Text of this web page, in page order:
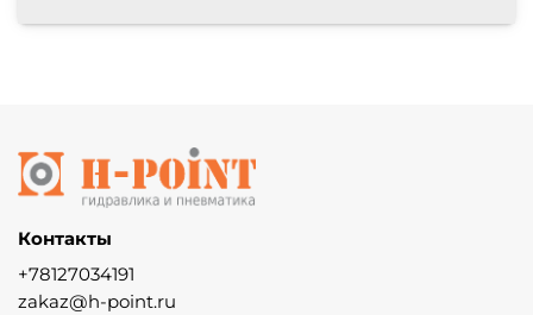
Контакты
+78127034191
zakaz@h-point.ru